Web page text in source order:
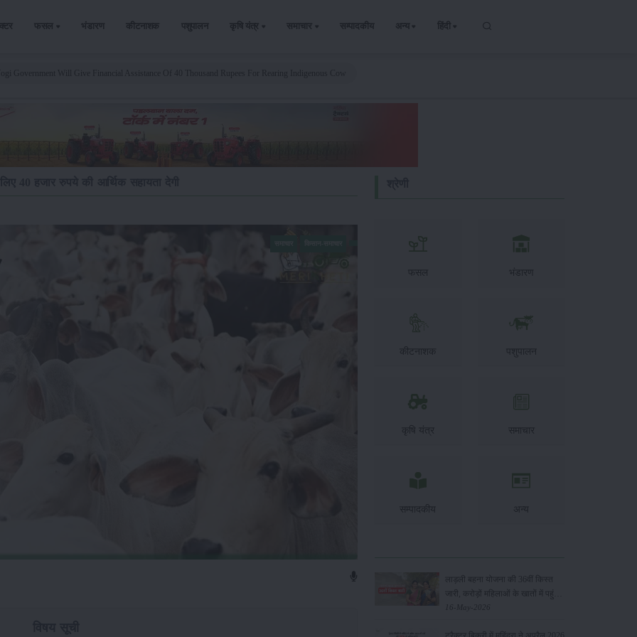
फसल भंडारण कीटनाशक पशुपालन कृषि यंत्र समाचार सम्पादकीय अन्य हिंदी
फसल भंडारण
कीटनाशक पशुपालन
कृषि यंत्र समाचार
सम्पादकीय अन्य
लाड़ली बहना योजना की 36वीं किस्त
जारी, करोड़ों महिलाओं के खातों में पहुंचे
1500 रुपये
16-May-2026